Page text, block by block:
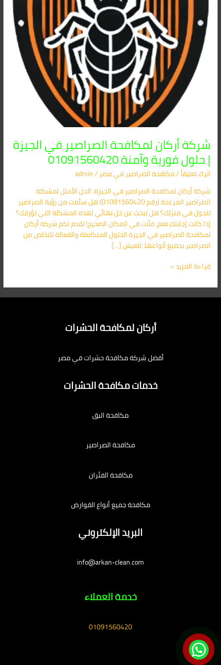
شركة أركان لمكافحة الصراصير في الجيزة
| حلول فورية وآمنة 01091560420
اترك تعليقاً/مكافحة الصراصير​ في مصر/
admin
شركة أركان لمكافحة الصراصير في الجيزة: الحل الأمثل لمشكلة
الصراصير المزعجة (رقم 01091560420) هل سئمت من رؤية الصراصير
تتجول في منزلك؟ هل تبحث عن حل نهائي لهذه المشكلة التي تؤرقك؟
إذا كانت إجابتك نعم، فأنت في المكان الصحيح! تقدم لكم شركة أركان
لمكافحة الصراصير في الجيزة الحلول المتكاملة والفعالة للتخلص من
الصراصير بجميع أنواعها، لتعيش […]
فورية
وآمنة
01091560420
قراءة المزيد »
أركان لمكافحة الحشرات
أفضل شركة مكافحة حشرات في مصر
خدمات مكافحة الحشرات
مكافحة البق
مكافحة الصراصير
مكافحة الفئران
مكافحة جميع أنواع القوارض
البريد الإلكتروني
info@arkan-clean.com
خدمة العملاء
01091560420